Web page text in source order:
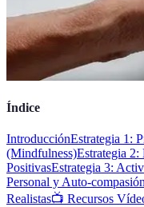
Índice
IntroducciónEstrategia 1:
(Mindfulness)Estrategia 2:
PositivasEstrategia 3:
Personal y Auto-
Realistas📺 Recursos